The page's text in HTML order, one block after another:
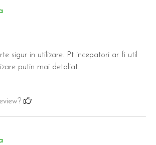
sigur in utilizare. Pt incepatori ar fi util
putin mai detaliat.